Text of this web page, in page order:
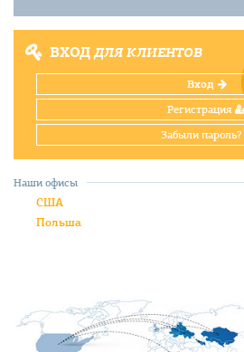
ВХОДДЛЯ КЛИЕНТОВ
Вход
Регистрация
Забыли пароль?
Наши офисы
США
Польша